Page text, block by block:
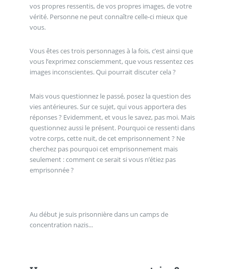
vos propres ressentis, de vos propres images, de votre
vérité. Personne ne peut connaître celle-ci mieux que
vous.
Vous êtes ces trois personnages à la fois, c’est ainsi que
vous l’exprimez consciemment, que vous ressentez ces
images inconscientes. Qui pourrait discuter cela ?
Mais vous questionnez le passé, posez la question des
vies antérieures. Sur ce sujet, qui vous apportera des
réponses ? Evidemment, et vous le savez, pas moi. Mais
questionnez aussi le présent. Pourquoi ce ressenti dans
votre corps, cette nuit, de cet emprisonnement ? Ne
cherchez pas pourquoi cet emprisonnement mais
seulement : comment ce serait si vous n’étiez pas
emprisonnée ?
Au début je suis prisonnière dans un camps de
concentration nazis...